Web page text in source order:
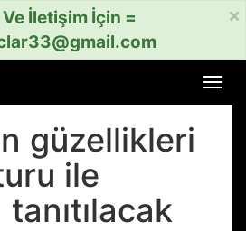
×
İletişim İçin =
aç
güzellikleri
ile